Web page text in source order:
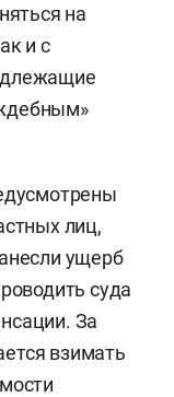
на
и с
лиц,
ущерб
суда
За
взимать